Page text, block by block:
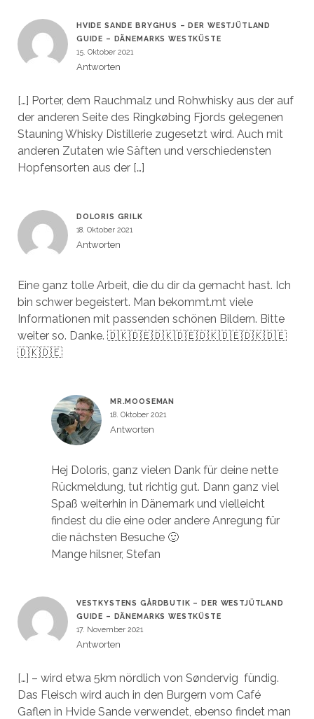
HVIDE SANDE BRYGHUS – DER WESTJÜTLAND
GUIDE – DÄNEMARKS WESTKÜSTE
15. Oktober 2021
Antworten
[…] Porter, dem Rauchmalz und Rohwhisky aus der auf
der anderen Seite des Ringkøbing Fjords gelegenen
Stauning Whisky Distillerie zugesetzt wird. Auch mit
anderen Zutaten wie Säften und verschiedensten
Hopfensorten aus der […]
DOLORIS GRILK
18. Oktober 2021
Antworten
Eine ganz tolle Arbeit, die du dir da gemacht hast. Ich
bin schwer begeistert. Man bekommt.mt viele
Informationen mit passenden schönen Bildern. Bitte
weiter so. Danke. 🇩🇰🇩🇪🇩🇰🇩🇪🇩🇰🇩🇪🇩🇰🇩🇪
🇩🇰🇩🇪
MR.MOOSEMAN
18. Oktober 2021
Antworten
Hej Doloris, ganz vielen Dank für deine nette
Rückmeldung, tut richtig gut. Dann ganz viel
Spaß weiterhin in Dänemark und vielleicht
findest du die eine oder andere Anregung für
die nächsten Besuche 🙂
Mange hilsner, Stefan
VESTKYSTENS GÅRDBUTIK – DER WESTJÜTLAND
GUIDE – DÄNEMARKS WESTKÜSTE
17. November 2021
Antworten
[…] – wird etwa 5km nördlich von Søndervig fündig.
Das Fleisch wird auch in den Burgern vom Café
Gaflen in Hvide Sande verwendet, ebenso findet man